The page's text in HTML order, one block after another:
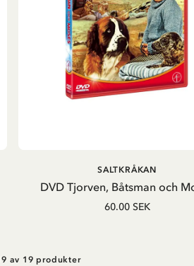
LÄGG I VARUKORG
DVD Tjorven, Båtsman och
SALTKRÅKAN
60.00 SEK
av 19 produkter